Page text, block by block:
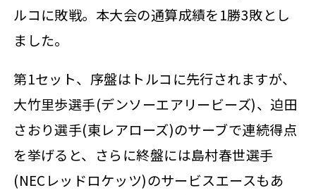
ルコに敗戦。本大会の通算成績を1勝3敗とし
ました。
第1セット、序盤はトルコに先行されますが、
大竹里歩選手(デンソーエアリービーズ)、迫田
さおり選手(東レアローズ)のサーブで連続得点
を挙げると、さらに終盤には島村春世選手
(NECレッドロケッツ)のサービスエースもあ